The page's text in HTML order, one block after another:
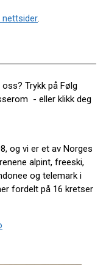
nettsider.
Trykk på Følg
- eller klikk deg
og vi er et av Norges
alpint, freeski,
og telemark i
fordelt på 16 kretser